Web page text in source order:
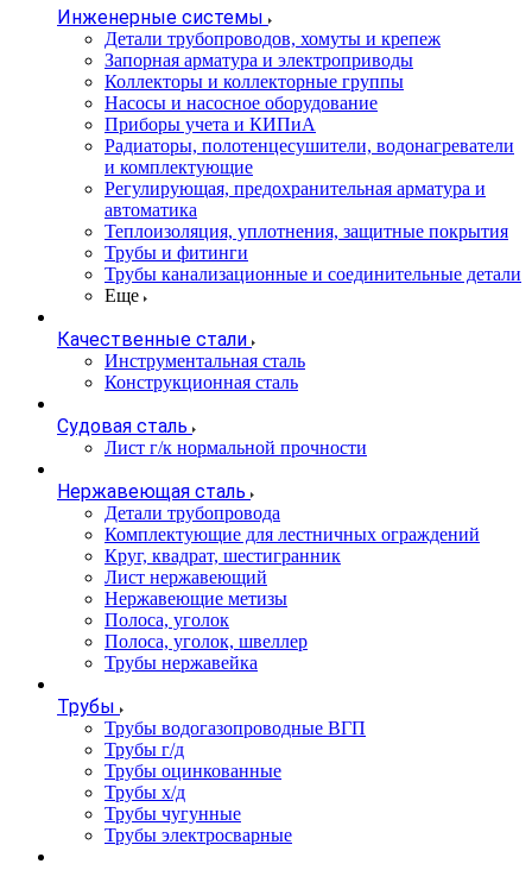
Инженерные системы
Детали трубопроводов, хомуты и крепеж
Запорная арматура и электроприводы
Коллекторы и коллекторные группы
Насосы и насосное оборудование
Приборы учета и КИПиА
Радиаторы, полотенцесушители, водонагреватели
и комплектующие
Регулирующая, предохранительная арматура и
автоматика
Теплоизоляция, уплотнения, защитные покрытия
Трубы и фитинги
Трубы канализационные и соединительные детали
Еще
Качественные стали
Инструментальная сталь
Конструкционная сталь
Судовая сталь
Лист г/к нормальной прочности
Нержавеющая сталь
Детали трубопровода
Комплектующие для лестничных ограждений
Круг, квадрат, шестигранник
Лист нержавеющий
Нержавеющие метизы
Полоса, уголок
Полоса, уголок, швеллер
Трубы нержавейка
Трубы
Трубы водогазопроводные ВГП
Трубы г/д
Трубы оцинкованные
Трубы х/д
Трубы чугунные
Трубы электросварные